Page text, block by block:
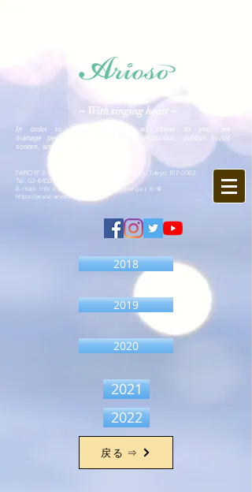
~ With singing heart ~
In order to bring high-quality art closer to you, we
manage performance planning and production, publish music
scores, and distribute video.
FARO1F, 2-15-5 Minami-Aoyama, Minato-ku, Tokyo 107-0062
Tel. 03-6403-9846
E-mail: info ♪ arioso.co.jp
※ Please change ♪ to @
https://www.arioso.co.jp
2018
2019
2020
2021
2022
戻る ⇒